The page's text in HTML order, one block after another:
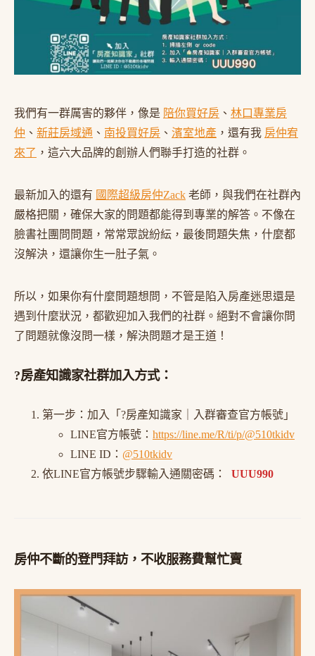
我們有一群厲害的夥伴，像是 陪你買好房 、 林口專業房
仲 、 新莊房域通 、 南投買好房 、 濱室地產 ，還有我 房仲宥
來了 ，這六大品牌的創辦人們聯手打造的社群。
最新加入的還有 國際超級房仲Zack 老師，與我們在社群內
嚴格把關，確保大家的問題都能得到專業的解答。不像在
臉書社團問問題，常常眾說紛紜，最後問題失焦，什麼都
沒解決，還讓你生一肚子氣。
所以，如果你有什麼問題想問，不管是陷入房產迷思還是
遇到什麼狀況，都歡迎加入我們的社群。絕對不會讓你問
了問題就像沒問一樣，解決問題才是王道！
?房產知識家社群加入方式：
第一步：加入「?房產知識家｜入群審查官方帳號」
LINE官方帳號： https://line.me/R/ti/p/@510tkidv
LINE ID： @510tkidv
依LINE官方帳號步驟輸入通關密碼：
UUU990
房仲不斷的登門拜訪，不收服務費幫忙賣